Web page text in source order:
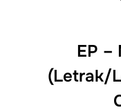
EP –
(Letrak/